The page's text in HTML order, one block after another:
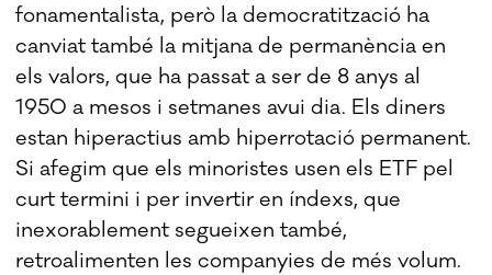
fonamentalista, però la democratització ha
canviat també la mitjana de permanència en
els valors, que ha passat a ser de 8 anys al
1950 a mesos i setmanes avui dia. Els diners
estan hiperactius amb hiperrotació permanent.
Si afegim que els minoristes usen els ETF pel
curt termini i per invertir en índexs, que
inexorablement segueixen també,
retroalimenten les companyies de més volum.